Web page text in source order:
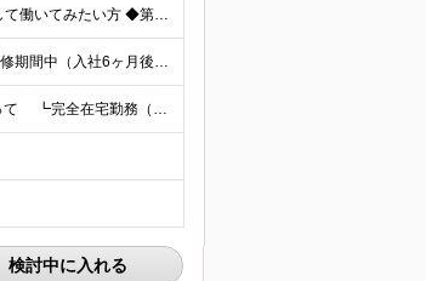
＊学歴・経験不問！未経験者大歓迎＊ ◆未経験からWebクリエイターとして働いてみたい方 ◆第二新卒・ブランクのある方も大歓迎！ ★学歴・知識・経験は一切問いません！ ★面接は「ポートフォリオ」「実
月給25万円～50万円 研修期間中・試用期間中は給与が異なります。 >>研修期間中（入社6ヶ月後）の給与 一律：月給21万円～50万円 >>試用期間中（6ヶ月）の給与 関東：月給21万円～ 関西
★転勤なし★リモートあり★一都三県・名古屋・関西・九州 ◎案件によって ┗完全在宅勤務（フルリモート）も可能！ ┗希望に応じて幅広い働き方やプランが選べます！ ◆本社または一都三県 （東京都・
検討中に入れる